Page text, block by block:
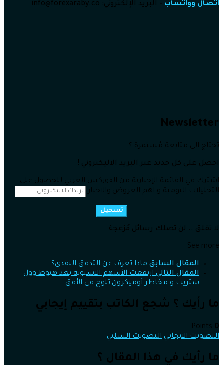
اتصال وواتساب– البريد الإلكتروني: info@forexaraby.co
Newsletter
تحتاج الى متابعة مُستمرة ؟
احصل على كل جديد عبر البريد الاليكتروني !
اشترك في القائمة الإخبارية من الفوركس العربي للحصول على
التحليلات اليومية و اهم العروض والاخبار
تسجيل
لا تقلق .. لن تصلك رسائل مُزعجة
See more
المقال السابق ماذا تعرف عن التدفق النقدي؟
المقال التالي ارتفعت الأسهم الآسيوية بعد هبوط وول
ستريت و مخاطر أوميكرون تلوح في الأفق
ما رأيك ؟ شجع الكاتب بتقييم إيجابي
0
التصويت الايجابي التصويت السلبي
ما رأيك في هذا المقال ؟